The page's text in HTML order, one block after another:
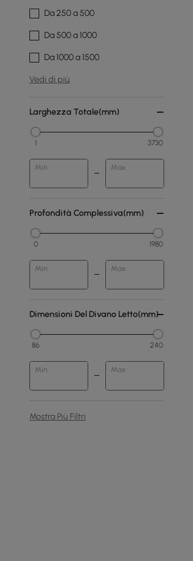
Da 250 a 500
Da 500 a 1000
Da 1000 a 1500
Vedi di più
Larghezza Totale(mm)
1 3730
Min Max
Profondità Complessiva(mm)
0 1980
Min Max
Dimensioni Del Divano Letto(mm)
86 240
Min Max
Mostra Più Filtri